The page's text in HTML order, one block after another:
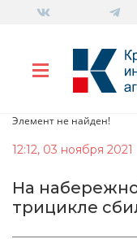
Элемент не найден!
12:12, 03 ноября 2021
На
трицикле